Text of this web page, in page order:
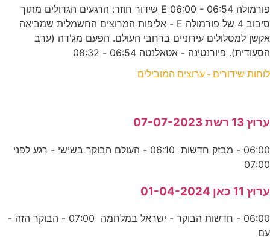
פורמולה E 06:00 - 06:54 שידור חוזר: הרגעים הגדולים מתוך
סיבוב 4 של פורמולה E - אליפות המרוצים החשמלית שמביאה
אקשן למסלולים עירוניים ברחבי העולם. הפעם מג'דה (ערב
הסעודית). פיורנטינה - אטאלנטה 06:54 - 08:32
לוחות שידורים - ערוצים המובילים
ערוץ 13 רשת 07-07-2023
06:00 - מבזק חדשות 06:10 - העולם הבוקר בשישי - רגע לפני
07:00
ערוץ 11 כאן 01-04-2024
06:00 - חדשות הבוקר - ישראל במלחמה 07:00 - הבוקר הזה -
עם